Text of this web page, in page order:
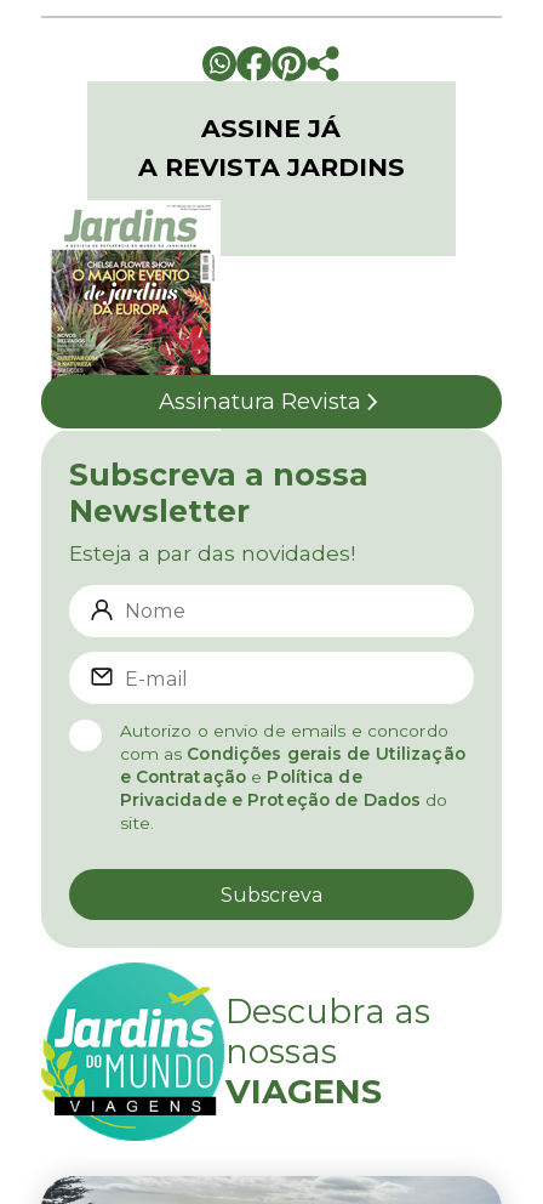
ASSINE JÁ
A REVISTA JARDINS
Assinatura Revista
Subscreva a nossa
Newsletter
Esteja a par das novidades!
Autorizo o envio de emails e concordo
com as Condições gerais de Utilização
e Contratação e Política de
Privacidade e Proteção de Dados do
site.
Descubra as
nossas
VIAGENS